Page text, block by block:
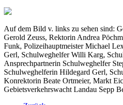
Auf dem Bild v. links zu sehen sind:
Gerold Zeuss, Rektorin Andrea
Funk, Polizeihauptmeister Michael
Gerl, Schulweghelfer Willi Karg,
Ansprechpartnerin Schulweghelfer
Schulweghelferin Hildegard Gerl,
Konrektorin Beate Ortmeier, Markt
Gebietsverkehrswacht Landau Sepp